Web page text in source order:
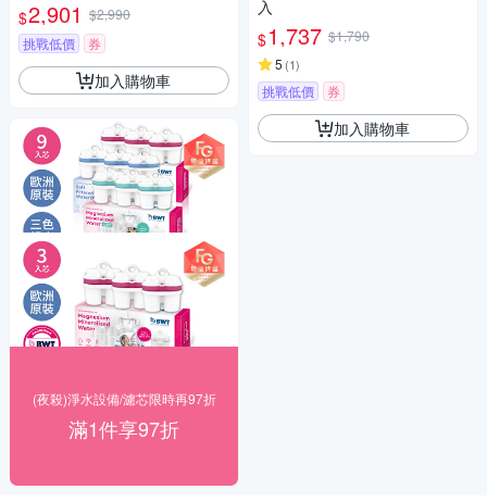
子*3）
$2,901 $2,990
挑戰低價
券
加入購物車
(夜殺)淨水設備/濾芯限時再97折
滿1件享97折
入
$1,737 $1,790
5 (1)
挑戰低價 券
加入購物車